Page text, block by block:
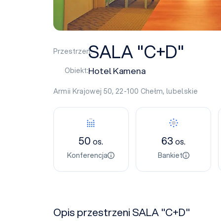
Przestrzeń:SALA "C+D"
Obiekt:Hotel Kamena
Armii Krajowej 50, 22-100 Chełm,lubelskie
50os.
Konferencja
63os.
Bankiet
Opis przestrzeni SALA "C+D"